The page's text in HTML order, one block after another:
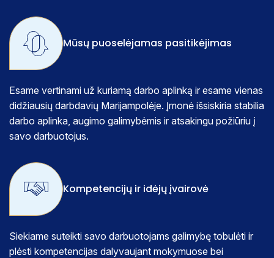
Mūsų puoselėjamas pasitikėjimas
Esame vertinami už kuriamą darbo aplinką ir esame vienas
didžiausių darbdavių Marijampolėje. Įmonė išsiskiria stabilia
darbo aplinka, augimo galimybėmis ir atsakingu požiūriu į
savo darbuotojus.
Kompetencijų ir idėjų įvairovė
Siekiame suteikti savo darbuotojams galimybę tobulėti ir
plėsti kompetencijas dalyvaujant mokymuose bei